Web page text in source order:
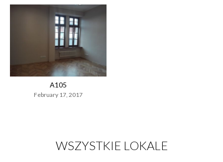
A105
February 17, 2017
WSZYSTKIE LOKALE